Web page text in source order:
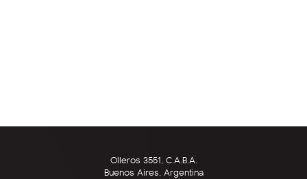
Olleros 3551, C.A.B.A.
Buenos Aires, Argentina